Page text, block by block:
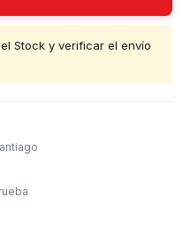
Stock y verificar el envío